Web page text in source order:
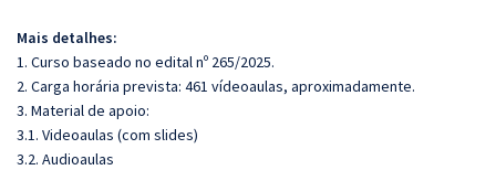
Mais detalhes:
1. Curso baseado no edital nº 265/2025.
2. Carga horária prevista: 461 vídeoaulas, aproximadamente.
3. Material de apoio:
3.1. Videoaulas (com slides)
3.2. Audioaulas